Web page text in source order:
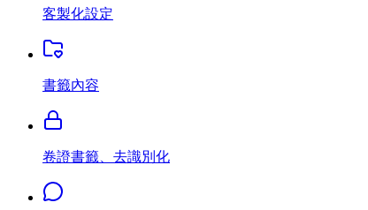
客製化設定
書籤內容
卷證書籤、去識別化